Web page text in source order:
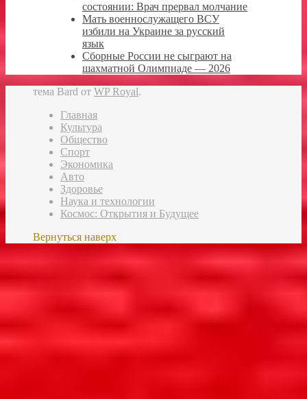
состоянии: Врач прервал молчание
Мать военнослужащего ВСУ
избили на Украине за русский
язык
Сборные России не сыграют на
шахматной Олимпиаде — 2026
тема Bard от WP Royal.
Главная
Культура
Общество
Спорт
Экономика
Авто
Здоровье
Наука и технологии
Космос: Открытия и Будущее
Вернуться наверх